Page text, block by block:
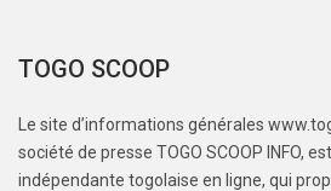
TOGO SCOOP
Le site d’informations générales
société de presse TOGO SCOOP INFO,
indépendante togolaise en ligne, qui